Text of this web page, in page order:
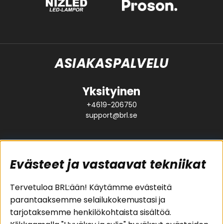
ASIAKASPALVELU
Yksityinen
+4619-206750
support@brl.se
Suositut sivut
Pakettiratkaisut
Autostereot
Asiakaspalvelu
Evästeet
Huolto- ja
Evästeet ja vastaavat tekniikat
Tervetuloa BRL:ään! Käytämme evästeitä
parantaaksemme selailukokemustasi ja
tarjotaksemme henkilökohtaista sisältöä.